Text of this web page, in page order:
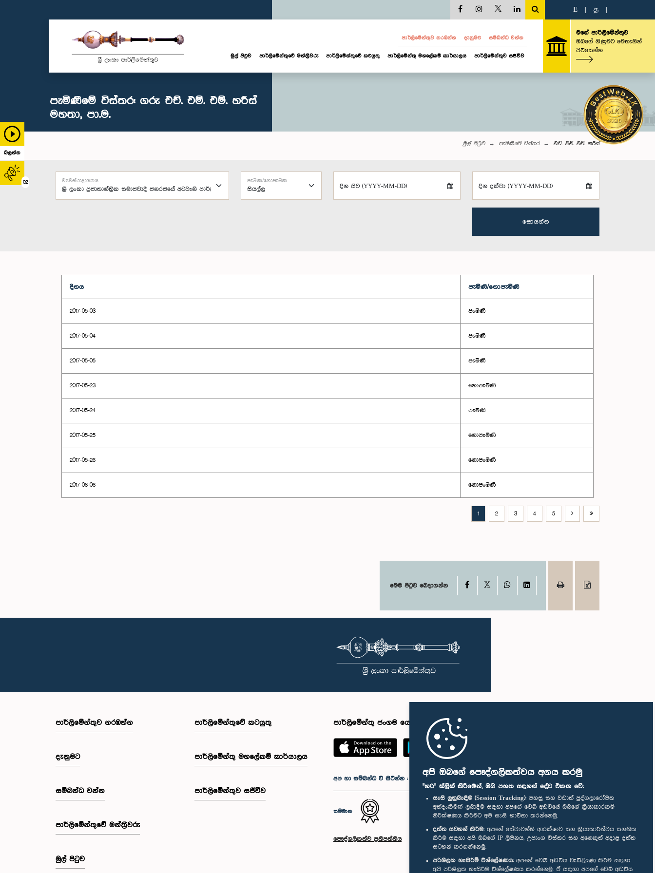
අපි ඔබගේ පෞද්ගලිකත්වය අගය කරමු
"හරි" ක්ලික් කිරීමෙන්, ඔබ පහත සඳහන් දේට එකඟ වේ:
සැසි ලුහුබැඳීම (Session Tracking): පහසු සහ වඩාත් පුද්ගලාරෝපිත
අත්දැකීමක් ලබාදීම සඳහා අපගේ වෙබ් අඩවියේ ඔබගේ ක්‍රියාකාරකම්
නිරීක්ෂණය කිරීමට අපි සැසි භාවිතා කරන්නෙමු.
දත්ත සටහන් කිරීම: අපගේ සේවාවන්හි ආරක්ෂාව සහ ක්‍රියාකාරීත්වය සහතික
කිරීම සඳහා අපි ඔබගේ IP ලිපිනය, උපාංග විස්තර සහ අනෙකුත් අදාළ දත්ත
සටහන් කරගන්නෙමු.
පරිශීලක හැසිරීම් විශ්ලේෂණය: අපගේ වෙබ් අඩවිය වැඩිදියුණු කිරීම සඳහා
අපි පරිශීලක හැසිරීම විශ්ලේෂණය කරන්නෙමු. ඒ සඳහා අපගේ වෙබ් අඩවිය
බලන්න
02
E த
පාර්ලි‌මේන්තුව නරඹන්න දැනුමට සම්බන්ධ වන්න
මුල් පිටුව පාර්ලි‌මේන්තුවේ මන්ත්‍රීවරු පාර්ලිමේන්තුවේ කටයුතු පාර්ලිමේන්තු මහලේකම් කාර්යාලය පාර්ලිමේන්තුව සජීවීව
මගේ පාර්ලිමේන්තුව
ඔබගේ ගිණුමට මෙතැනින්
පිවිසෙන්න
පැමිණීමේ විස්තර: ගරු එච්. එම්. එම්. හරීස්
මහතා, පා.ම.
මුල් පිටුව පැමිණීමේ විස්තර එච්. එම්. එම්. හරීස්
ව්‍යවස්ථාදායකය පැමිණි/නොපැමිණි
දින සිට (YYYY-MM-DD) දින දක්වා (YYYY-MM-DD)
සොයන්න
දිනය පැමිණි/නොපැමිණි
2017-05-03 පැමිණි
2017-05-04 පැමිණි
2017-05-05 පැමිණි
2017-05-23 නොපැමිණි
2017-05-24 පැමිණි
2017-05-25 නොපැමිණි
2017-05-26 නොපැමිණි
2017-06-06 නොපැමිණි
1 2 3 4 5
මෙම පිටුව බෙදාගන්න Facebook WhatsAppLinkedIn
පාර්ලි‌මේන්තුව නරඹන්න
දැනුමට
සම්බන්ධ වන්න
පාර්ලි‌මේන්තුවේ මන්ත්‍රීවරු
මුල් පිටුව
පාර්ලිමේන්තුවේ කටයුතු
පාර්ලිමේන්තු මහලේකම් කාර්යාලය
පාර්ලිමේන්තුව සජීවීව
පාර්ලිමේන්තු ජංගම යෙදුම
අප හා සම්බන්ධ වී සිටින්න :
සම්මාන
පෞද්ගලිකත්ව ප්‍රතිපත්තිය